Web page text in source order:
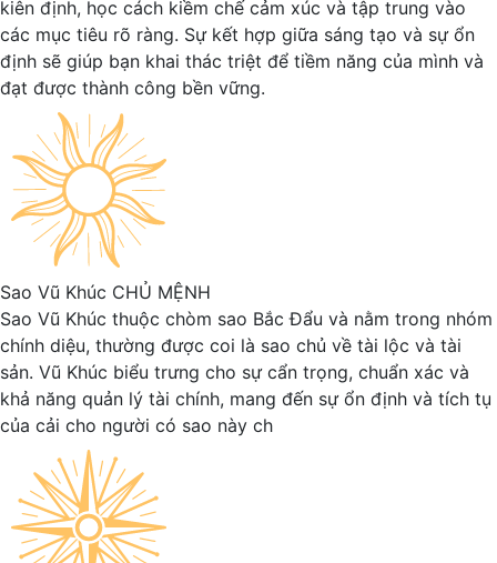
kiên định, học cách kiềm chế cảm xúc và tập trung vào
các mục tiêu rõ ràng. Sự kết hợp giữa sáng tạo và sự ổn
định sẽ giúp bạn khai thác triệt để tiềm năng của mình và
đạt được thành công bền vững.
Sao Vũ Khúc CHỦ MỆNH
Sao Vũ Khúc thuộc chòm sao Bắc Đẩu và nằm trong nhóm
chính diệu, thường được coi là sao chủ về tài lộc và tài
sản. Vũ Khúc biểu trưng cho sự cẩn trọng, chuẩn xác và
khả năng quản lý tài chính, mang đến sự ổn định và tích tụ
của cải cho người có sao này ch